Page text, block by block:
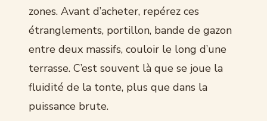
zones. Avant d’acheter, repérez ces
étranglements, portillon, bande de gazon
entre deux massifs, couloir le long d’une
terrasse. C’est souvent là que se joue la
fluidité de la tonte, plus que dans la
puissance brute.